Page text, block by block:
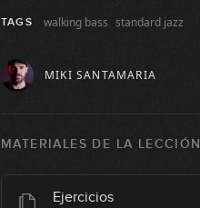
TAGS walking bass standard jazz
MIKI SANTAMARIA
MATERIALES DE LA LECCIÓN
Ejercicios